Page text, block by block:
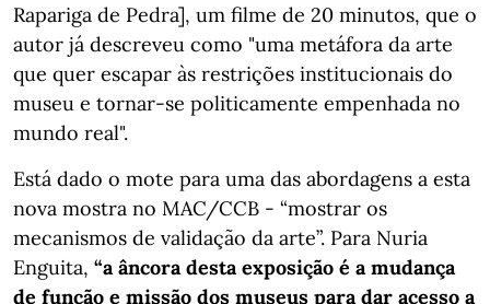
Rapariga de Pedra], um filme de 20 minutos, que o
autor já descreveu como "uma metáfora da arte
que quer escapar às restrições institucionais do
museu e tornar-se politicamente empenhada no
mundo real".
Está dado o mote para uma das abordagens a esta
nova mostra no MAC/CCB - “mostrar os
mecanismos de validação da arte”. Para Nuria
Enguita, “a âncora desta exposição é a mudança
de função e missão dos museus para dar acesso a